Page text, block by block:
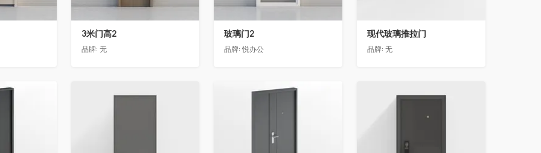
3米门高2
品牌: 无
玻璃门2
品牌:悦办公
现代玻璃推拉门
品牌:无
收藏